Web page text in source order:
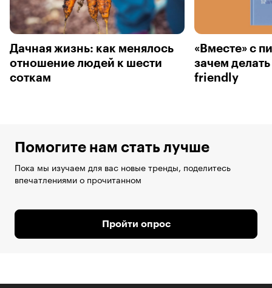
Дачная жизнь: как менялось
отношение людей к шести
соткам
«Вместе» с
зачем
friendly
Помогите нам стать лучше
Пока мы изучаем для вас новые тренды, поделитесь
впечатлениями о прочитанном
Пройти опрос